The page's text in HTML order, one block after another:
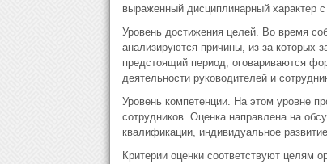
выраженный дисциплинарный характер
Уровень достижения целей. Во время
анализируются причины, из-за которых
предстоящий период, оговариваются
деятельности руководителей и
Уровень компетенции. На этом уровне
сотрудников. Оценка направлена на
квалификации, индивидуальное
Критерии оценки соответствуют целям